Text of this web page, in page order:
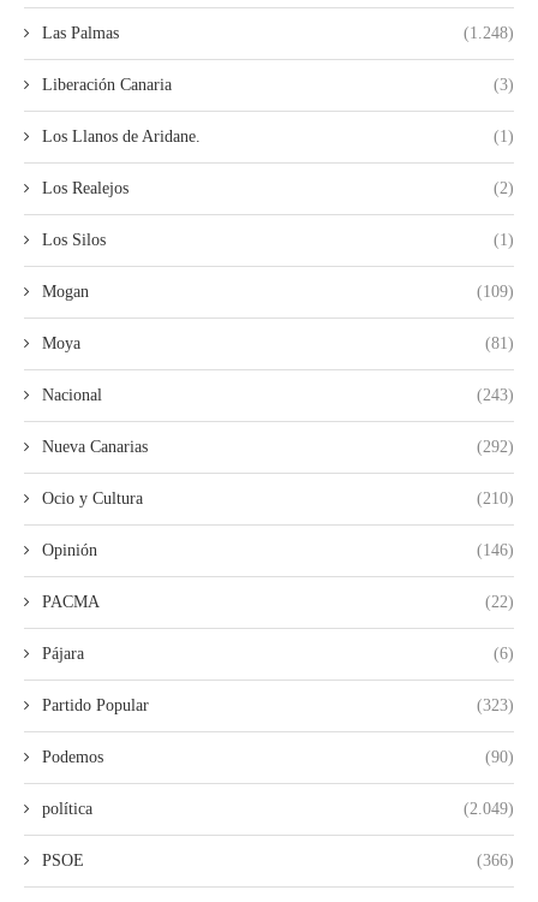
Las Palmas (1.248)
Liberación Canaria (3)
Los Llanos de Aridane. (1)
Los Realejos (2)
Los Silos (1)
Mogan (109)
Moya (81)
Nacional (243)
Nueva Canarias (292)
Ocio y Cultura (210)
Opinión (146)
PACMA (22)
Pájara (6)
Partido Popular (323)
Podemos (90)
política (2.049)
PSOE (366)